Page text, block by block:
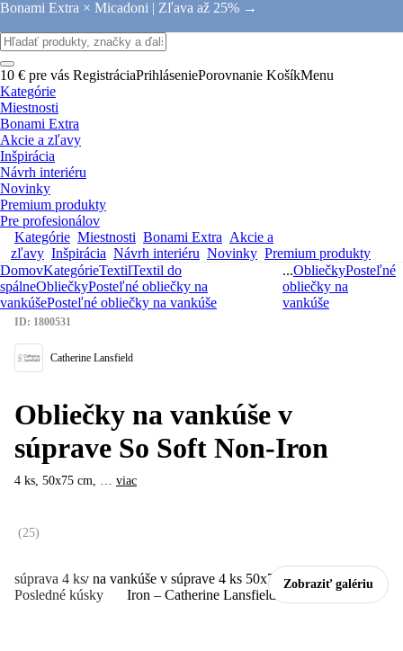
Bonami Extra × Micadoni | Zľava až 25% →
10 € pre vás RegistráciaPrihláseniePorovnanie KošíkMenu
Kategórie
Miestnosti
Bonami Extra
Akcie a zľavy
Inšpirácia
Návrh interiéru
Novinky
Premium produkty
Pre profesionálov
Kategórie Miestnosti Bonami Extra Akcie a
zľavy Inšpirácia Návrh interiéru Novinky Premium produkty
DomovKategórieTextilTextil do
spálneObliečkyPosteľné obliečky na
vankúšePosteľné obliečky na vankúše
...ObliečkyPosteľné
obliečky na
vankúše
Zobraziť galériu
súprava 4 ks
Posledné kúsky
ID: 1800531
Catherine Lansfield
Obliečky na vankúše v
súprave So Soft Non-Iron
4 ks, 50x75 cm, … viac
(25)